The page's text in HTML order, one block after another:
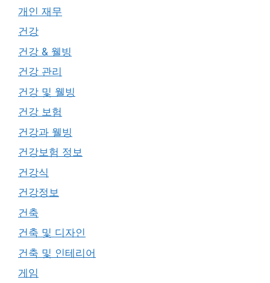
개인 재무
건강
건강 & 웰빙
건강 관리
건강 및 웰빙
건강 보험
건강과 웰빙
건강보험 정보
건강식
건강정보
건축
건축 및 디자인
건축 및 인테리어
게임